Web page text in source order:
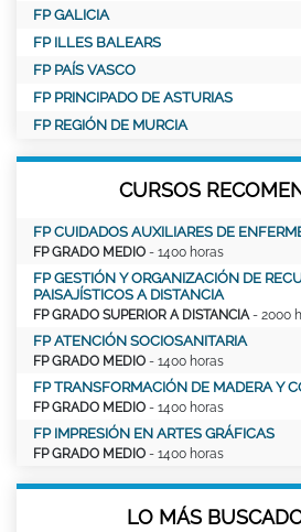
FP GALICIA
FP ILLES BALEARS
FP PAÍS VASCO
FP PRINCIPADO DE ASTURIAS
FP REGIÓN DE MURCIA
CURSOS
FP CUIDADOS AUXILIARES DE
FP GRADO MEDIO - 1400 horas
FP GESTIÓN Y ORGANIZACIÓN DE
PAISAJÍSTICOS A DISTANCIA
FP GRADO SUPERIOR A DISTANCIA- 2000
FP ATENCIÓN SOCIOSANITARIA
FP GRADO MEDIO - 1400 horas
FP TRANSFORMACIÓN DE MADERA Y
FP GRADO MEDIO - 1400 horas
FP IMPRESIÓN EN ARTES GRÁFICAS
FP GRADO MEDIO - 1400 horas
LO MÁS